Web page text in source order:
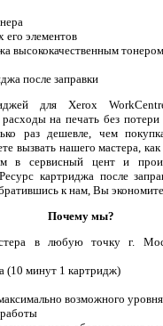
его элементов
высококачественным тонером
после заправки
для Xerox
расходы на печать без потери
раз дешевле, чем
вызвать нашего мастера,
в сервисный цент и
картриджа после
к нам, Вы
Почему мы?
в любую точку г.
(10 минут 1 картридж)
возможного уровня